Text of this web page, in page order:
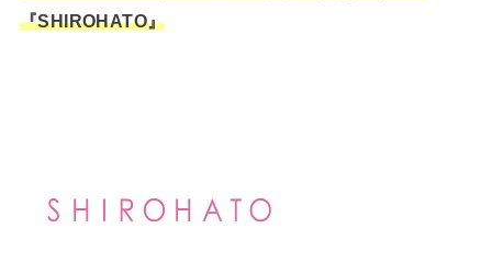
『SHIROHATO』